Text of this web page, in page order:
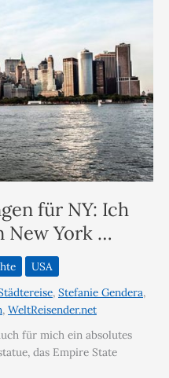
für NY: Ich
New York …
USA
, Stefanie Gendera,
, WeltReisender.net
für mich ein absolutes
das Empire State